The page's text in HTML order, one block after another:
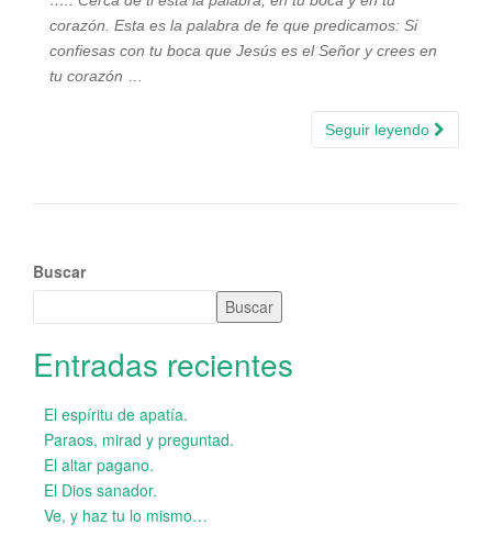
corazón. Esta es la palabra de fe que predicamos: Si
confiesas con tu boca que Jesús es el Señor y crees en
tu corazón
Seguir leyendo
Buscar
Buscar
Entradas recientes
El espíritu de apatía.
Paraos, mirad y preguntad.
El altar pagano.
El Dios sanador.
Ve, y haz tu lo mismo…